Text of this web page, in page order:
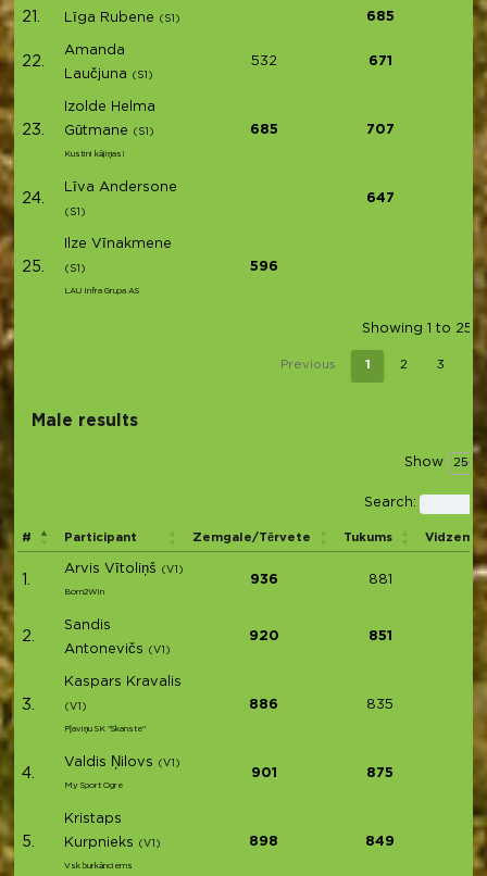
21. Līga Rubene (S1) 685
22.
Amanda
Laučjuna
(S1)
532 671
23.
Izolde Helma
Gūtmane
(S1)
Kustini kājiņas!
685 707
24.
Līva Andersone
(S1)
647
25.
Ilze Vīnakmene
(S1)
LAU Infra Grupa AS
596
Showing 1 to 25
Previous 1 2 3
Male results
Show
Search:
# Participant Zemgale/Tērvete Tukums
1.
Arvis Vītoliņš (V1)
Born2Win
936 881
2.
Sandis
Antonevičs
(V1)
920 851
3.
Kaspars Kravalis
(V1)
Pļaviņu SK "Skanste"
886 835
4.
Valdis Ņilovs (V1)
My Sport Ogre
901 875
5.
Kristaps
Kurpnieks
(V1)
Vsk burkānciems
898 849